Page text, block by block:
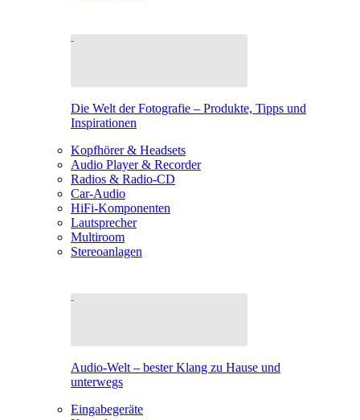
Die Welt der Fotografie – Produkte, Tipps und
Inspirationen
Kopfhörer & Headsets
Audio Player & Recorder
Radios & Radio-CD
Car-Audio
HiFi-Komponenten
Lautsprecher
Multiroom
Stereoanlagen
Audio-Welt – bester Klang zu Hause und
unterwegs
Eingabegeräte